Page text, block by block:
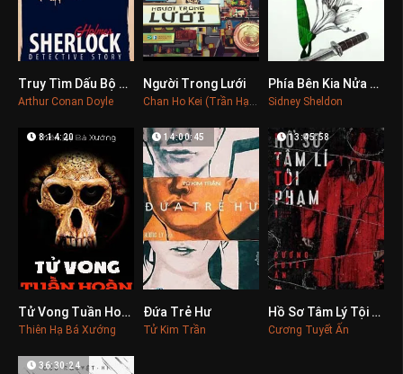
0
Truy Tìm Dấu Bộ Tứ
Arthur Conan Doyle
0
Người Trong Lưới 0
Phía Bên Kia Nửa Đêm
Sidney Sheldon
0
8:14:20
Tử Vong Tuần Hoàn
Thiên Hạ Bá Xướng
14:00:45
Đứa Trẻ Hư
Tử Kim Trần
0
13:45:58
Hồ Sơ Tâm Lý Tội Phạm
Cương Tuyết Ấn
36:30:24